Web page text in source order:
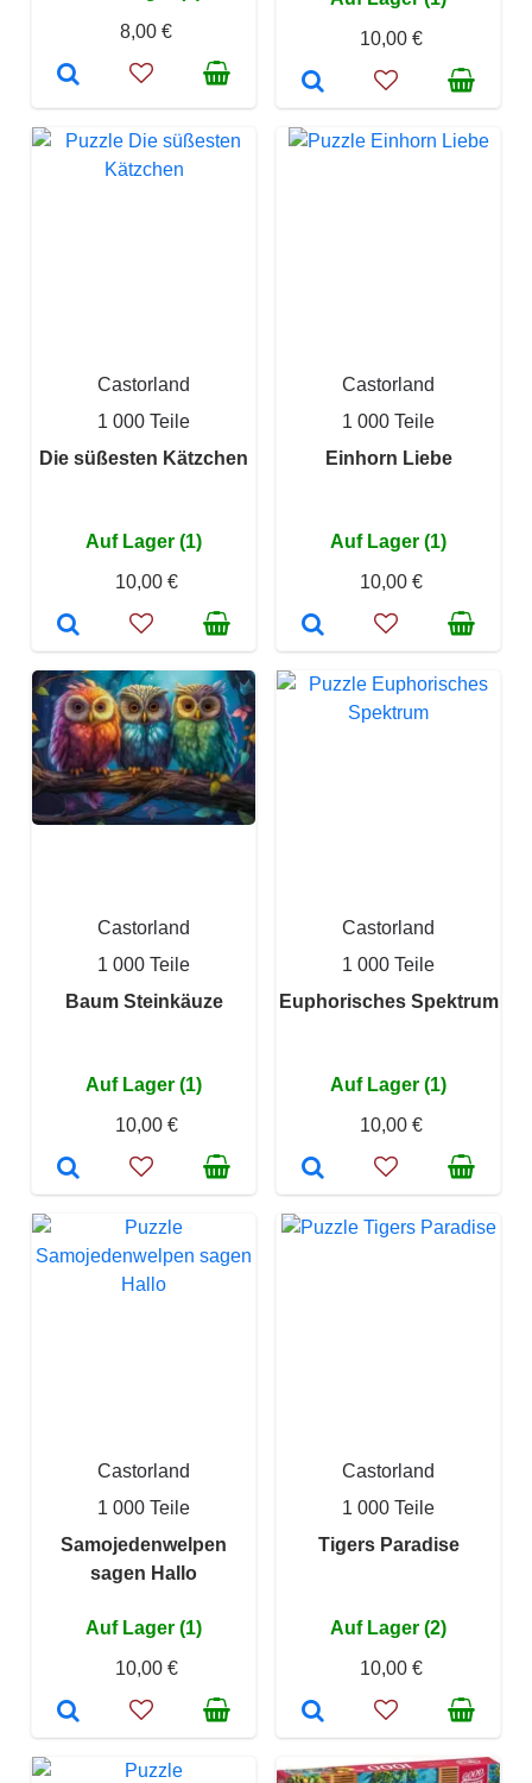
8,00 €
10,00 €
Castorland
1 000 Teile
Die süßesten Kätzchen
Auf Lager (1)
10,00 €
Castorland
1 000 Teile
Einhorn Liebe
Auf Lager (1)
10,00 €
Castorland
1 000 Teile
Baum Steinkäuze
Auf Lager (1)
10,00 €
Castorland
1 000 Teile
Euphorisches Spektrum
Auf Lager (1)
10,00 €
Castorland
1 000 Teile
Samojedenwelpen
sagen Hallo
Auf Lager (1)
10,00 €
Castorland
1 000 Teile
Tigers Paradise
Auf Lager (2)
10,00 €